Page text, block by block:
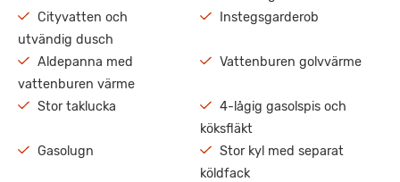
Cityvatten och
utvändig dusch
Instegsgarderob
Aldepanna med
vattenburen värme
Vattenburen golvvärme
Stor taklucka
4-lågig gasolspis och
köksfläkt
Gasolugn
Stor kyl med separat
köldfack